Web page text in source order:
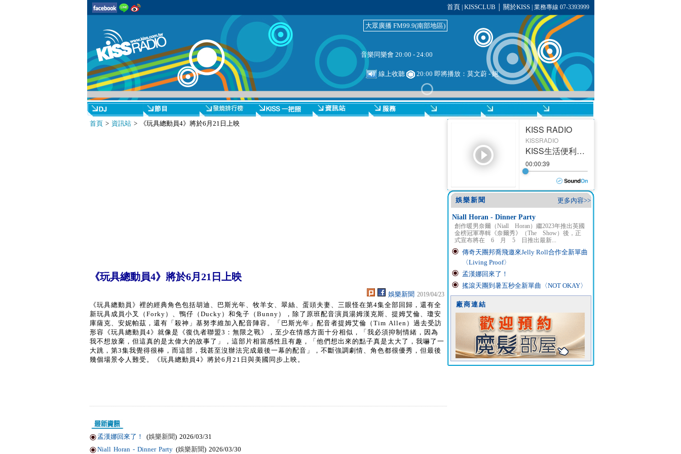
首頁 KISSCLUB 關於KISS| 業務專線 07-3393999
大眾廣播 FM99.9(南部地區)
音樂同樂會 20:00 - 24:00
線上收聽 20:00 即將播放： 莫文蔚- 絕
首頁> 資訊站> 《玩具總動員4》將於6月21日上映
《玩具總動員4》將於6月21日上映
娛樂新聞 2019/04/23
《玩具總動員》裡的經典角色包括胡迪、巴斯光年、牧羊女、翠絲、蛋頭夫妻、三眼怪在第4集全部回歸，還有全
新玩具成員小叉（Forky）、鴨仔（Ducky）和兔子（Bunny），除了原班配音演員湯姆漢克斯、提姆艾倫、瓊安
庫薩克、安妮帕茲，還有「殺神」基努李維加入配音陣容。「巴斯光年」配音者提姆艾倫（Tim Allen）過去受訪
形容《玩具總動員4》就像是《復仇者聯盟3：無限之戰》，至少在情感方面十分相似，「我必須抑制情緒，因為
我不想放棄，但這真的是太偉大的故事了」，這部片相當感性且有趣，「他們想出來的點子真是太大了，我嚇了一
大跳，第3集我覺得很棒，而這部，我甚至沒辦法完成最後一幕的配音」，不斷強調劇情、角色都很優秀，但最後
幾個場景令人難受。《玩具總動員4》將於6月21日與美國同步上映。
孟漢娜回來了！ (娛樂新聞) 2026/03/31
Niall Horan - Dinner Party (娛樂新聞) 2026/03/30
更多內容>>
娛樂新聞
Niall Horan - Dinner Party
創作暖男奈爾（Niall Horan）繼2023年推出英國
金榜冠軍專輯《奈爾秀》（The Show）後，正
式宣布將在 6 月 5 日推出最新...
傳奇天團邦喬飛邀來Jelly Roll合作全新單曲
〈Living Proof〉
孟漢娜回來了！
搖滾天團到暑五秒全新單曲〈NOT OKAY〉
廠商連結